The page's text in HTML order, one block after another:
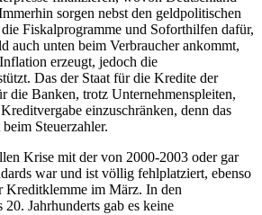
sorgen nebst den geldpolitischen
Fiskalprogramme und Soforthilfen dafür,
auch unten beim Verbraucher ankommt,
erzeugt, jedoch die
Das der Staat für die Kredite der
die Banken, trotz Unternehmenspleiten,
einzuschränken, denn das
Steuerzahler.
Krise mit der von 2000-2003 oder gar
war und ist völlig fehlplatziert, ebenso
Kreditklemme im März. In den
Jahrhunderts gab es keine